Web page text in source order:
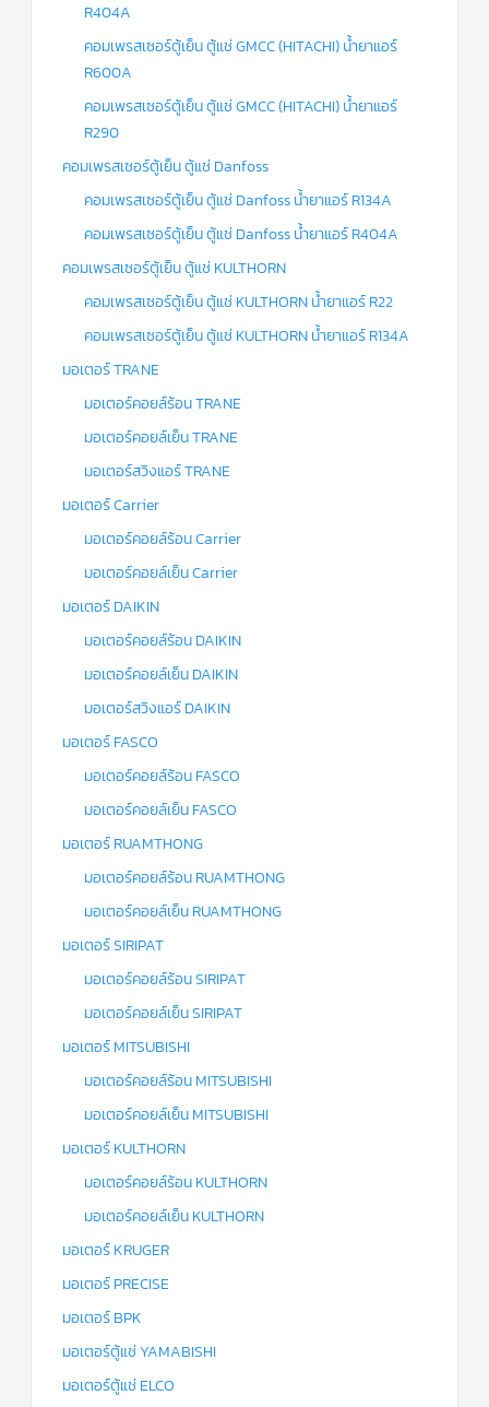
R404A
คอมเพรสเซอร์ตู้เย็น ตู้แช่ GMCC (HITACHI) น้ำยาแอร์
R600A
คอมเพรสเซอร์ตู้เย็น ตู้แช่ GMCC (HITACHI) น้ำยาแอร์
R290
คอมเพรสเซอร์ตู้เย็น ตู้แช่ Danfoss
คอมเพรสเซอร์ตู้เย็น ตู้แช่ Danfoss น้ำยาแอร์ R134A
คอมเพรสเซอร์ตู้เย็น ตู้แช่ Danfoss น้ำยาแอร์ R404A
คอมเพรสเซอร์ตู้เย็น ตู้แช่ KULTHORN
คอมเพรสเซอร์ตู้เย็น ตู้แช่ KULTHORN น้ำยาแอร์ R22
คอมเพรสเซอร์ตู้เย็น ตู้แช่ KULTHORN น้ำยาแอร์ R134A
มอเตอร์ TRANE
มอเตอร์คอยล์ร้อน TRANE
มอเตอร์คอยล์เย็น TRANE
มอเตอร์สวิงแอร์ TRANE
มอเตอร์ Carrier
มอเตอร์คอยล์ร้อน Carrier
มอเตอร์คอยล์เย็น Carrier
มอเตอร์ DAIKIN
มอเตอร์คอยล์ร้อน DAIKIN
มอเตอร์คอยล์เย็น DAIKIN
มอเตอร์สวิงแอร์ DAIKIN
มอเตอร์ FASCO
มอเตอร์คอยล์ร้อน FASCO
มอเตอร์คอยล์เย็น FASCO
มอเตอร์ RUAMTHONG
มอเตอร์คอยล์ร้อน RUAMTHONG
มอเตอร์คอยล์เย็น RUAMTHONG
มอเตอร์ SIRIPAT
มอเตอร์คอยล์ร้อน SIRIPAT
มอเตอร์คอยล์เย็น SIRIPAT
มอเตอร์ MITSUBISHI
มอเตอร์คอยล์ร้อน MITSUBISHI
มอเตอร์คอยล์เย็น MITSUBISHI
มอเตอร์ KULTHORN
มอเตอร์คอยล์ร้อน KULTHORN
มอเตอร์คอยล์เย็น KULTHORN
มอเตอร์ KRUGER
มอเตอร์ PRECISE
มอเตอร์ BPK
มอเตอร์ตู้แช่ YAMABISHI
มอเตอร์ตู้แช่ ELCO